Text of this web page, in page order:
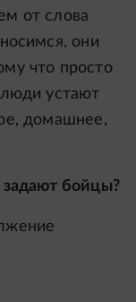
от слова
они
что просто
устают
домашнее,
задают бойцы?